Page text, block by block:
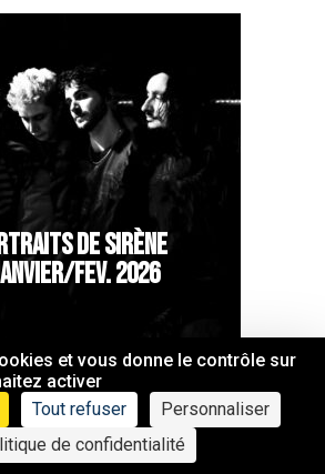
et vous donne le contrôle sur
activer
Tout refuser
Personnaliser
de confidentialité
DE SIRÈNE
FEV. 2026